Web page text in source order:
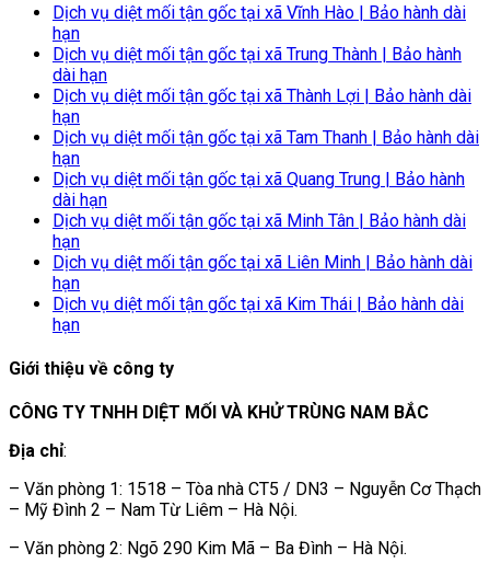
Dịch vụ diệt mối tận gốc tại xã Vĩnh Hào | Bảo hành dài
hạn
Dịch vụ diệt mối tận gốc tại xã Trung Thành | Bảo hành
dài hạn
Dịch vụ diệt mối tận gốc tại xã Thành Lợi | Bảo hành dài
hạn
Dịch vụ diệt mối tận gốc tại xã Tam Thanh | Bảo hành dài
hạn
Dịch vụ diệt mối tận gốc tại xã Quang Trung | Bảo hành
dài hạn
Dịch vụ diệt mối tận gốc tại xã Minh Tân | Bảo hành dài
hạn
Dịch vụ diệt mối tận gốc tại xã Liên Minh | Bảo hành dài
hạn
Dịch vụ diệt mối tận gốc tại xã Kim Thái | Bảo hành dài
hạn
Giới thiệu về công ty
CÔNG TY TNHH DIỆT MỐI VÀ KHỬ TRÙNG NAM BẮC
Địa chỉ:
– Văn phòng 1: 1518 – Tòa nhà CT5 / DN3 – Nguyễn Cơ Thạch
– Mỹ Đình 2 – Nam Từ Liêm – Hà Nội.
– Văn phòng 2: Ngõ 290 Kim Mã – Ba Đình – Hà Nội.